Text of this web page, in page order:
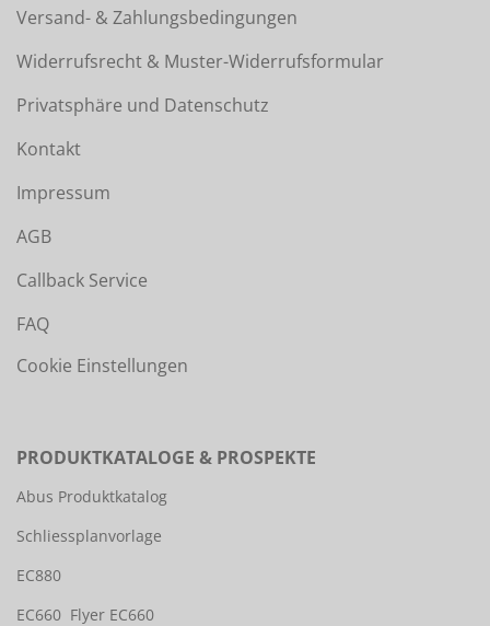
Versand- & Zahlungsbedingungen
Widerrufsrecht & Muster-Widerrufsformular
Privatsphäre und Datenschutz
Kontakt
Impressum
AGB
Callback Service
FAQ
Cookie Einstellungen
PRODUKTKATALOGE & PROSPEKTE
Abus Produktkatalog
Schliessplanvorlage
EC880
EC660 Flyer EC660